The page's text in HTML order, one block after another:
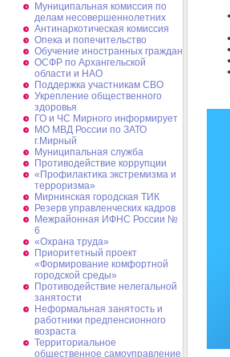
Муниципальная комиссия по
делам несовершеннолетних
Антинаркотическая комиссия
Опека и попечительство
Обучение иностранных граждан
ОСФР по Архангельской
области и НАО
Поддержка участникам СВО
Укрепление общественного
здоровья
ГО и ЧС Мирного информирует
МО МВД России по ЗАТО
г.Мирный
Муниципальная cлужба
Противодействие коррупции
«Профилактика экстремизма и
терроризма»
Мирнинская городская ТИК
Резерв управленческих кадров
Межрайонная ИФНС России №
6
«Охрана труда»
Приоритетный проект
«Формирование комфортной
городской среды»
Противодействие нелегальной
занятости
Неформальная занятость и
работники предпенсионного
возраста
Территориальное
общественное самоуправление